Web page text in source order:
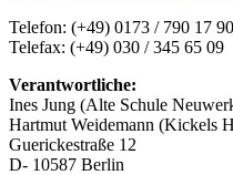
Telefon: (+49) 0173 / 790 17 90
Telefax: (+49) 030 / 345 65 09
Verantwortliche:
Ines Jung (Alte Schule
Hartmut Weidemann (Kickels
Guerickestraße 12
D- 10587 Berlin